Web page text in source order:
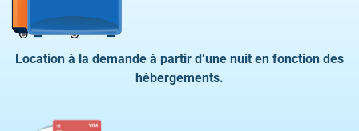
Location à la demande à partir d’une nuit en fonction des
hébergements.